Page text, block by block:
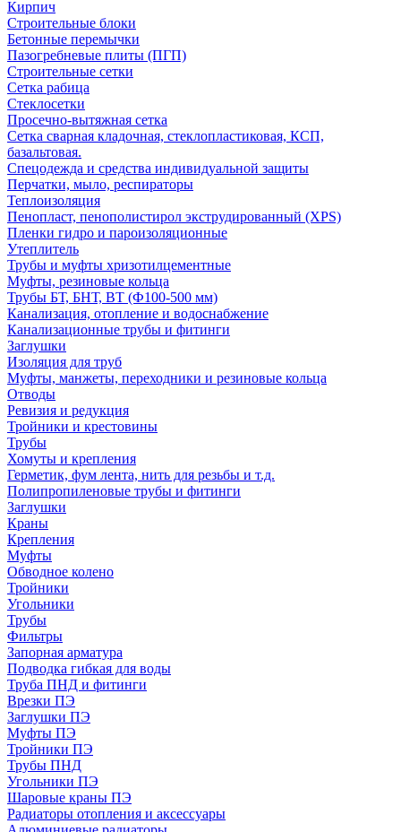
Кирпич
Строительные блоки
Бетонные перемычки
Пазогребневые плиты (ПГП)
Строительные сетки
Сетка рабица
Стеклосетки
Просечно-вытяжная сетка
Сетка сварная кладочная, стеклопластиковая, КСП,
базальтовая.
Спецодежда и средства индивидуальной защиты
Перчатки, мыло, респираторы
Теплоизоляция
Пенопласт, пенополистирол экструдированный (XPS)
Пленки гидро и пароизоляционные
Утеплитель
Трубы и муфты хризотилцементные
Муфты, резиновые кольца
Трубы БТ, БНТ, ВТ (Ф100-500 мм)
Канализация, отопление и водоснабжение
Канализационные трубы и фитинги
Заглушки
Изоляция для труб
Муфты, манжеты, переходники и резиновые кольца
Отводы
Ревизия и редукция
Тройники и крестовины
Трубы
Хомуты и крепления
Герметик, фум лента, нить для резьбы и т.д.
Полипропиленовые трубы и фитинги
Заглушки
Краны
Крепления
Муфты
Обводное колено
Тройники
Угольники
Трубы
Фильтры
Запорная арматура
Подводка гибкая для воды
Труба ПНД и фитинги
Врезки ПЭ
Заглушки ПЭ
Муфты ПЭ
Тройники ПЭ
Трубы ПНД
Угольники ПЭ
Шаровые краны ПЭ
Радиаторы отопления и аксессуары